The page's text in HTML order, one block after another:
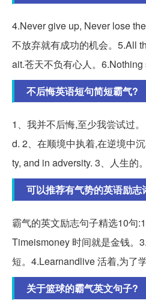
4.Never give up, Never lose
不放弃就有成功的机会。5.All
ait.苍天不负有心人。6.Nothing
不后悔英语短句简短霸气?
1、我并不后悔,至少我尝试过
d. 2、在顺境中执着,在逆境中
ty, and in adversity. 3、人生的。
可以推荐有气势的英语励志
霸气的英文励志句子精选10句
Timeismoney 时间就是金钱。
短。4.Learnandlive 活着,为了
关于篮球的霸气英文句子?